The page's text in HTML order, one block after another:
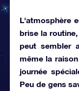
L'atmosphère
brise la
peut sembler
même la
journée
Peu de gens